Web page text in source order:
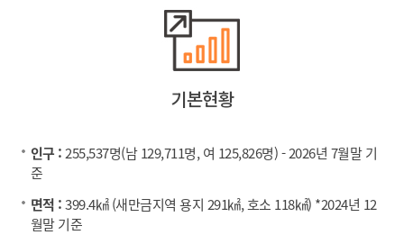
기본현황
인구 :255,537명(남 129,711명, 여 125,826명) - 2026년 7월말 기
준
면적 :399.4㎢ (새만금지역 용지 291㎢, 호소 118㎢) *2024년 12
월말 기준